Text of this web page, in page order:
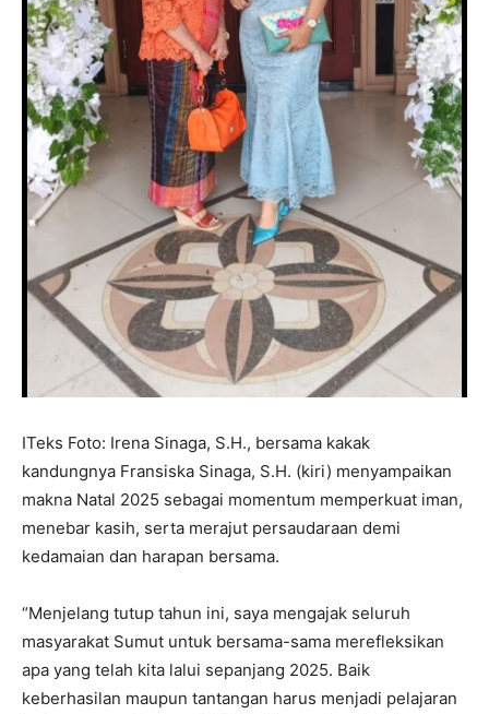
ITeks Foto: Irena Sinaga, S.H., bersama kakak
kandungnya Fransiska Sinaga, S.H. (kiri) menyampaikan
makna Natal 2025 sebagai momentum memperkuat iman,
menebar kasih, serta merajut persaudaraan demi
kedamaian dan harapan bersama.
“Menjelang tutup tahun ini, saya mengajak seluruh
masyarakat Sumut untuk bersama-sama merefleksikan
apa yang telah kita lalui sepanjang 2025. Baik
keberhasilan maupun tantangan harus menjadi pelajaran